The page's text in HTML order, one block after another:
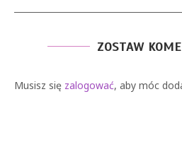
ZOSTAW
Musisz się zalogować, aby móc